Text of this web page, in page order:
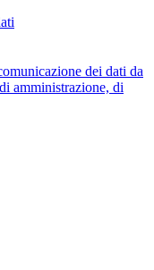
dei dati da
amministrazione, di